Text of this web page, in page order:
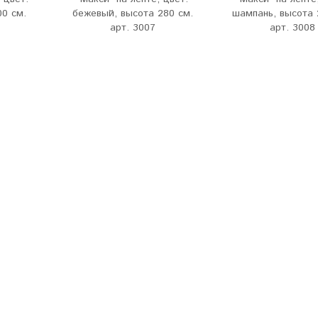
см.
бежевый, высота 280 см.
арт. 3007
шампань, высота
арт. 3008